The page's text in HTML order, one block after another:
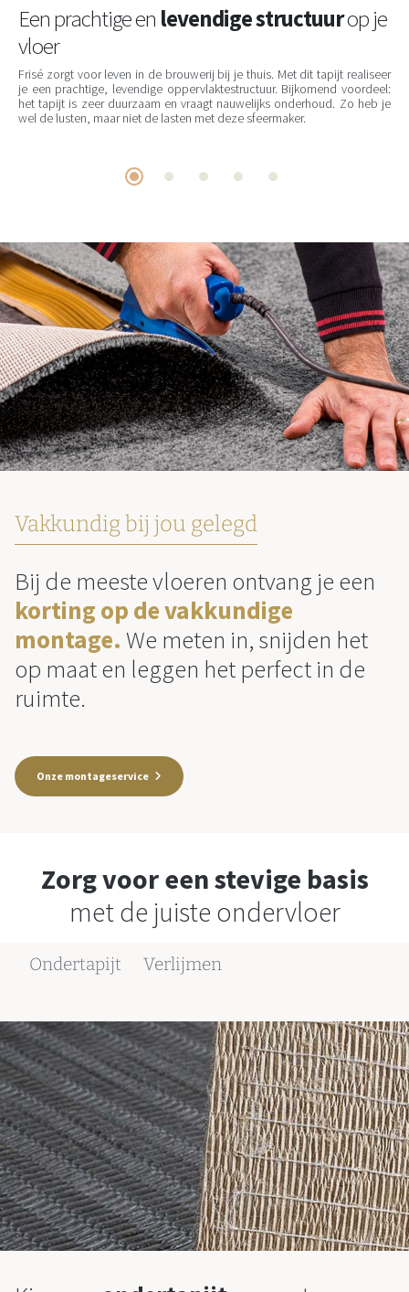
Een prachtige en levendige structuurop je
vloer
Frisé zorgt voor leven in de brouwerij bij je thuis. Met dit tapijt realiseer
je een prachtige, levendige oppervlaktestructuur. Bijkomend voordeel:
het tapijt is zeer duurzaam en vraagt nauwelijks onderhoud. Zo heb je
wel de lusten, maar niet de lasten met deze sfeermaker.
Vakkundig bij jou gelegd
Bij de meeste vloeren ontvang je een
korting op de vakkundige
montage. We meten in, snijden het
op maat en leggen het perfect in de
ruimte.
Onze montageservice
Zorg voor een stevige basis
met de juiste ondervloer
Ondertapijt Verlijmen